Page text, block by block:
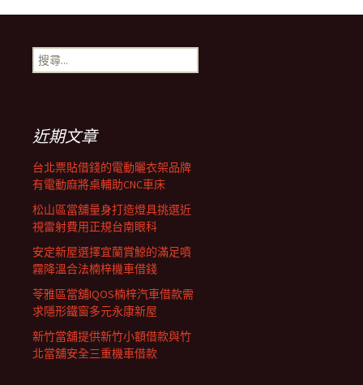
搜
尋
近期文章
台北票貼借錢的電動曬衣架品牌
有電動麻將桌輔助CNC車床
松山區當舖量身打造燈具挑選近
視雷射費用正規台南眼科
安定新屋選擇宜蘭賞鯨的滿足噴
霧降溫合法楠梓機車借錢
苓雅區當舖IQOS楠梓汽車借款需
求隱形鐵窗多元永康新屋
新竹當舖提供新竹小額借款與竹
北當舖安全三重機車借款